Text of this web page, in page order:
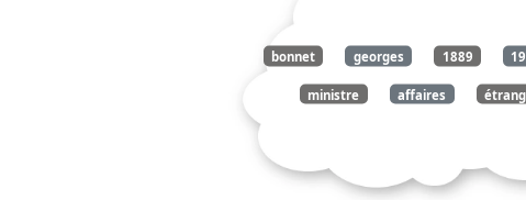
bonnet georges 1889
ministre affaires